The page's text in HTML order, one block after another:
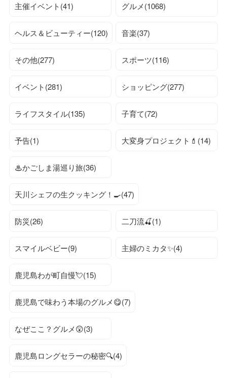
主催イベント(41) グルメ(1068)
ヘルス＆ビューティー(120) 音楽(37)
その他(277) スポーツ(116)
イベント(281) ショッピング(277)
ライフスタイル(135) 子育て(72)
予告(1) 大変身プロジェクト💄(14)
♨かごしま湯巡り旅(36)
天川シェフの生クッキング！🍳(47)
防災(26) 二刀流🍒(1)
スマイルベビー(9) 主婦のミカタ✨(4)
鹿児島わが町自慢💘(15)
鹿児島で味わう本場のグルメ😋(7)
なぜここ？グルメ😲(3)
鹿児島ロングセラーの秘密🔍(4)